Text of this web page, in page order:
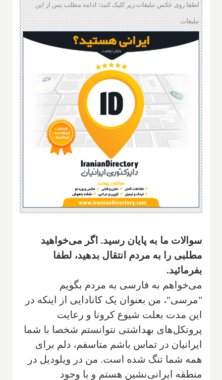
لطفا روی عکس تبلیغات زیر کلیک کنید؛ ادامه مطلب پس از این
تبلیغات
سوالات ما به پایان رسید. اگر می‌خواهید
مطلبی را به مردم انتقال بدهید، لطفا
بفرمائید.
می‌خواهم به فارسی به مردم بگویم
"مرسی"، من بعنوان یک کانادایی از اینکه در
این مدت بعلت شیوع کرونا و رعایت
پروتکل‌های بهداشتی نتوانستم شخصا با شما
ایرانیان در تماس باشم متاسفم، دلم برای
همه شما تنگ شده است. من در ویلودیل در
منطقه ایرانی‌نشین هستم و با وجود